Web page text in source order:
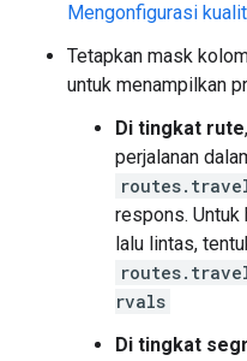
Mengonfigurasi
Tetapkan mask
untuk menampilkan
Di tingkat rute
perjalanan
respons. Untuk
lalu lintas,
rvals
Di tingkat